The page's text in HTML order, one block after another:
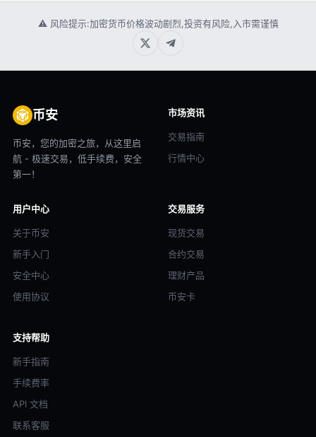
⚠ 风险提示:加密货币价格波动剧烈,投资有风险,入市需谨慎
币安
币安，您的加密之旅，从这里启
航 - 极速交易，低手续费，安全
第一！
市场资讯
交易指南
行情中心
用户中心
关于币安
新手入门
安全中心
使用协议
交易服务
现货交易
合约交易
理财产品
币安卡
支持帮助
新手指南
手续费率
API 文档
联系客服